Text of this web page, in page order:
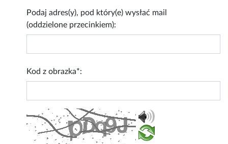
Podaj adres(y), pod który(e) wysłać mail
(oddzielone przecinkiem):
Kod z obrazka*: